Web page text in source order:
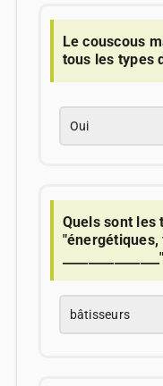
Le couscous
tous les types
Oui
Quels sont les
_______________"
bâtisseurs